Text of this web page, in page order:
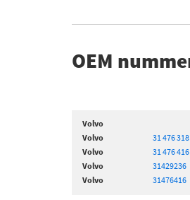
OEM
Volvo
Volvo
31 476 318
Volvo
31 476 416
Volvo
31429236
Volvo
31476416